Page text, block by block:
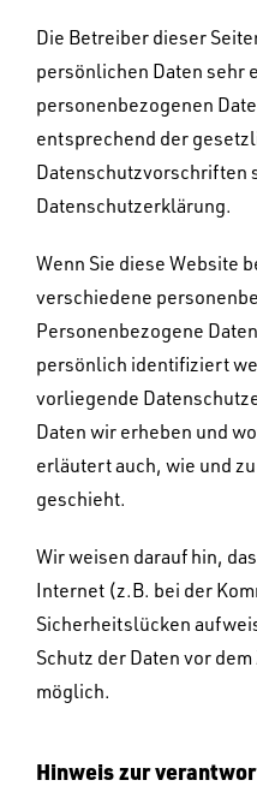
Die Betreiber dieser
persönlichen Daten sehr
personenbezogenen
entsprechend der
Datenschutzvorschriften
Datenschutzerklärung.
Wenn Sie diese Website
verschiedene
Personenbezogene
persönlich identifiziert
vorliegende
Daten wir erheben und
erläutert auch, wie und
geschieht.
Wir weisen darauf hin,
Internet (z.B. bei der
Sicherheitslücken
Schutz der Daten vor
möglich.
Hinweis zur